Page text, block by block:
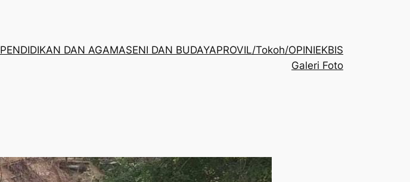
PENDIDIKAN DAN AGAMASENI DAN BUDAYAPROVIL/Tokoh/OPINIEKBIS
Galeri Foto